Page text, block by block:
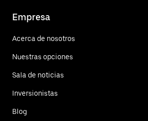
Empresa
Acerca de nosotros
Nuestras opciones
Sala de noticias
Inversionistas
Blog